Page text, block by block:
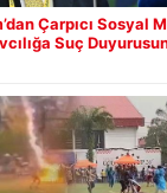
Çarpıcı Sosyal
Suç